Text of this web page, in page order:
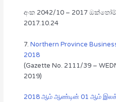
අංක 2042/10 – 2017
2017.10.24
7. Northern Province
2018
(Gazette No. 2111/39 –
2019)
2018 ஆம் ஆண்டின் 01 ஆம்